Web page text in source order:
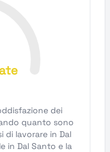
dei
quanto sono
di lavorare in Dal
in Dal Santo e la